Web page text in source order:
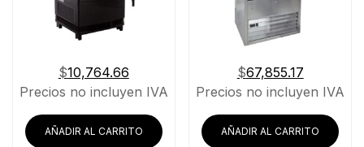
$10,764.66
Precios no incluyen IVA
AÑADIR AL CARRITO
$67,855.17
Precios no incluyen IVA
AÑADIR AL CARRITO